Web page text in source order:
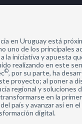
en Uruguay está
uno de los principales
la iniciativa y apuesta
realizando en este
©, por su parte, ha
proyecto; al poner a
regional y soluciones
en la
país y avanzar así en
digital.